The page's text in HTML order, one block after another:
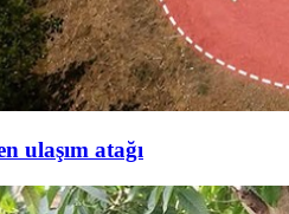
ulaşım atağı